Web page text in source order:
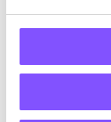
dois